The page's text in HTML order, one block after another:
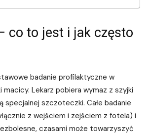
co to jest i jak często
badanie profilaktyczne w
macicy. Lekarz pobiera wymaz z szyjki
specjalnej szczoteczki. Całe badanie
z wejściem i zejściem z fotela) i
czasami może towarzyszyć